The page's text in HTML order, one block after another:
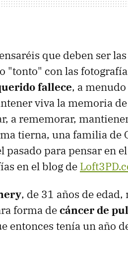
que deben ser
"tonto" con las
fallece, a
viva la memoria
a rememorar,
tierna, una familia de
pasado para pensar en
en el blog de
, de 31 años de
forma decáncer de
entonces tenía un año